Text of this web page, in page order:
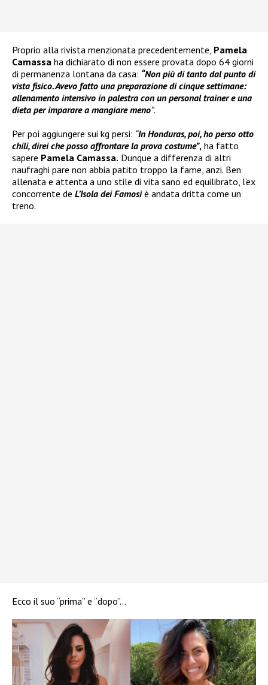
Proprio alla rivista menzionata precedentemente, Pamela
Camassa ha dichiarato di non essere provata dopo 64 giorni
di permanenza lontana da casa: “Non più di tanto dal punto di
vista fisico. Avevo fatto una preparazione di cinque settimane:
allenamento intensivo in palestra con un personal trainer e una
dieta per imparare a mangiare meno”.
Per poi aggiungere sui kg persi: “In Honduras, poi, ho perso otto
chili, direi che posso affrontare la prova costume”, ha fatto
sapere Pamela Camassa. Dunque a differenza di altri
naufraghi pare non abbia patito troppo la fame, anzi. Ben
allenata e attenta a uno stile di vita sano ed equilibrato, l’ex
concorrente de L’Isola dei Famosiè andata dritta come un
treno.
Ecco il suo “prima” e “dopo”…